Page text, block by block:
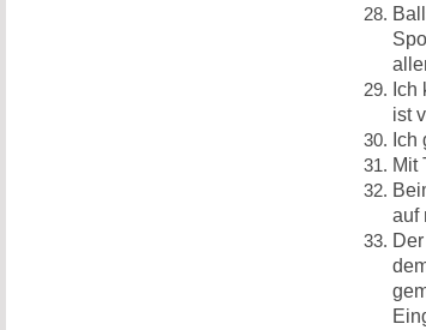
Ich
ist
Ich
Mit
auf